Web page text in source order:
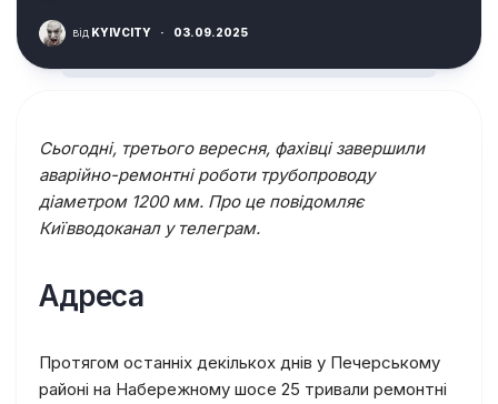
від KYIVCITY · 03.09.2025
Сьогодні, третього вересня, фахівці завершили
аварійно-ремонтні роботи трубопроводу
діаметром 1200 мм. Про це повідомляє
Київводоканал у телеграм.
Адреса
Протягом останніх декількох днів у Печерському
районі на Набережному шосе 25 тривали ремонтні